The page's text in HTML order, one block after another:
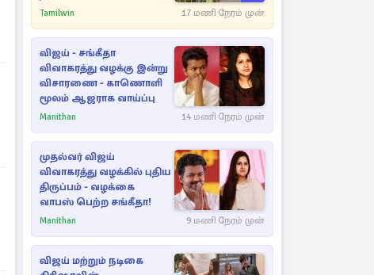
கட்டுப்படுத்த பொலிஸார்
Tamilwin 17 மணி நேரம் முன்
விஜய் - சங்கீதா
விவாகரத்து வழக்கு இன்று
விசாரணை - காணொளி
மூலம் ஆஜராக வாய்ப்பு
Manithan 14 மணி நேரம் முன்
முதல்வர் விஜய்
விவாகரத்து வழக்கில் புதிய
திருப்பம் - வழக்கை
வாபஸ் பெற்ற சங்கீதா!
Manithan 9 மணி நேரம் முன்
விஜய் மற்றும் நடிகை